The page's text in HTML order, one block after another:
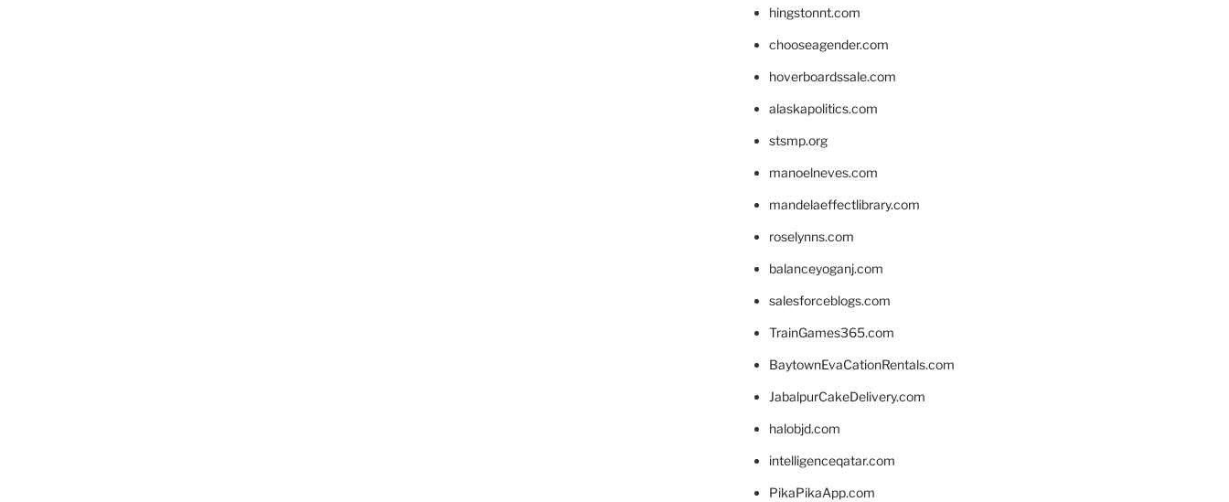
hingstonnt.com
chooseagender.com
hoverboardssale.com
alaskapolitics.com
stsmp.org
manoelneves.com
mandelaeffectlibrary.com
roselynns.com
balanceyoganj.com
salesforceblogs.com
TrainGames365.com
BaytownEvaCationRentals.com
JabalpurCakeDelivery.com
halobjd.com
intelligenceqatar.com
PikaPikaApp.com